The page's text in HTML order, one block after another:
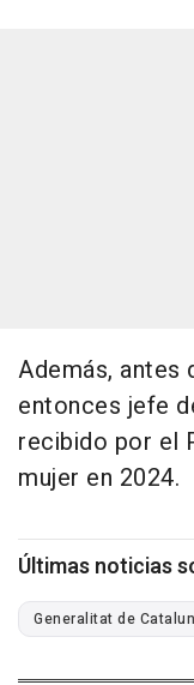
Además, antes
entonces jefe
recibido por el
mujer en 2024.
Últimas noticias
Generalitat de